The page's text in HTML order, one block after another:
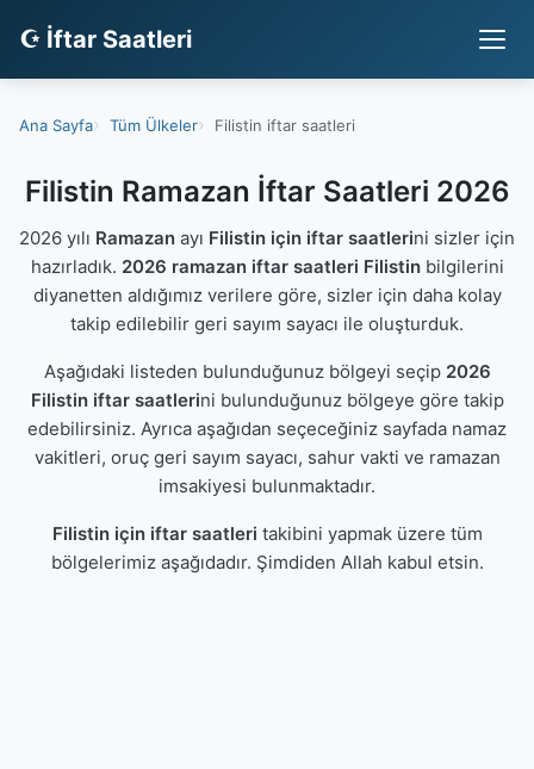
☪ İftar Saatleri
Ana Sayfa Tüm Ülkeler Filistin iftar saatleri
Filistin Ramazan İftar Saatleri 2026
2026 yılı Ramazan ayı Filistin için iftar saatlerini sizler için
hazırladık. 2026 ramazan iftar saatleri Filistinbilgilerini
diyanetten aldığımız verilere göre, sizler için daha kolay
takip edilebilir geri sayım sayacı ile oluşturduk.
Aşağıdaki listeden bulunduğunuz bölgeyi seçip 2026
Filistin iftar saatlerini bulunduğunuz bölgeye göre takip
edebilirsiniz. Ayrıca aşağıdan seçeceğiniz sayfada namaz
vakitleri, oruç geri sayım sayacı, sahur vakti ve ramazan
imsakiyesi bulunmaktadır.
Filistin için iftar saatleri takibini yapmak üzere tüm
bölgelerimiz aşağıdadır. Şimdiden Allah kabul etsin.